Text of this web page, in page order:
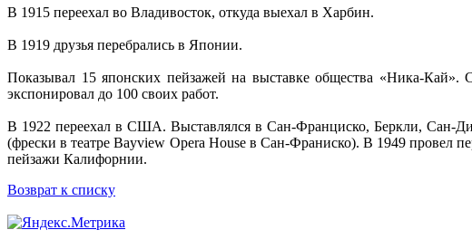
В 1915 переехал во Владивосток, откуда выехал в Харбин.
В 1919 друзья перебрались в Японии.
Показывал 15 японских пейзажей на выставке общества «Ника-
экспонировал до 100 своих работ.
В 1922 переехал в США. Выставлялся в Сан-Франциско, Беркли, Сан-
(фрески в театре Bayview Opera House в Сан-Франиско). В 1949 провел
пейзажи Калифорнии.
Возврат к списку